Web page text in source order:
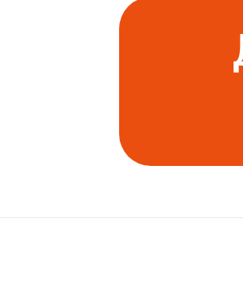
Шаг